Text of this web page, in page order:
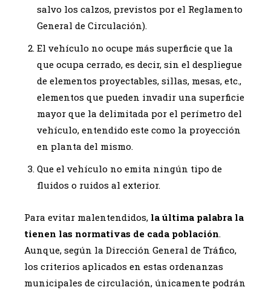
salvo los calzos, previstos por el Reglamento
General de Circulación).
El vehículo no ocupe más superficie que la
que ocupa cerrado, es decir, sin el despliegue
de elementos proyectables, sillas, mesas, etc.,
elementos que pueden invadir una superficie
mayor que la delimitada por el perímetro del
vehículo, entendido este como la proyección
en planta del mismo.
Que el vehículo no emita ningún tipo de
fluidos o ruidos al exterior.
Para evitar malentendidos, la última palabra la
tienen las normativas de cada población.
Aunque, según la Dirección General de Tráfico,
los criterios aplicados en estas ordenanzas
municipales de circulación, únicamente podrán